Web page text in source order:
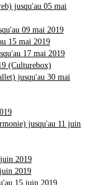
jusqu'au 05 mai
09 mai 2019
15 mai 2019
17 mai 2019
(Culturebox)
jusqu'au 30 mai
jusqu'au 11 juin
2019
2019
15 juin 2019